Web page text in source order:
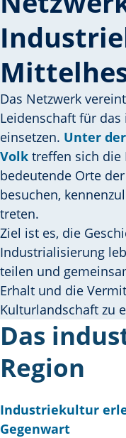
Das Netzwerk
Leidenschaft für
einsetzen. Unter
Volk treffen sich die
bedeutende Orte
besuchen,
treten.
Ziel ist es, die
Industrialisierung
teilen und
Erhalt und die
Kulturlandschaft zu
Das
Region
Industriekultur
Gegenwart